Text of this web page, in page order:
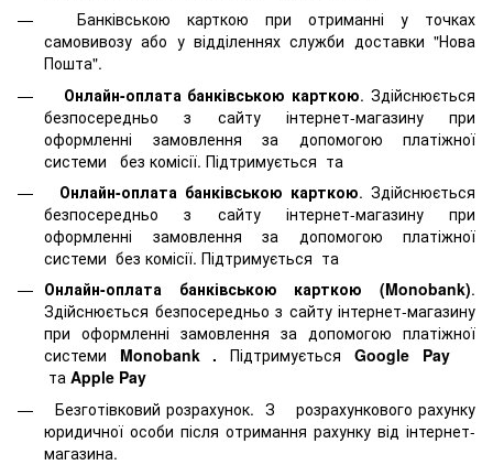
Банківською карткою при отриманні у точках
самовивозу або у відділеннях служби доставки "Нова
Пошта".
Онлайн-оплата банківською карткою. Здійснюється
безпосередньо з сайту інтернет-магазину при
оформленні замовлення за допомогою платіжної
системи
без комісії. Підтримується та
Онлайн-оплата банківською карткою. Здійснюється
безпосередньо з сайту інтернет-магазину при
оформленні замовлення за допомогою платіжної
системи без комісії. Підтримується та
Онлайн-оплата банківською карткою (Monobank).
Здійснюється безпосередньо з сайту інтернет-магазину
при оформленні замовлення за допомогою платіжної
системи Monobank .Підтримується Google Pay
та Apple Pay
Безготівковий розрахунок. З розрахункового рахунку
юридичної особи після отримання рахунку від інтернет-
магазина.